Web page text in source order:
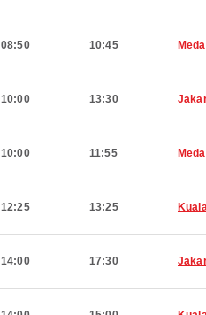
08:50 10:45
10:00 13:30
10:00 11:55
12:25 13:25
14:00 17:30